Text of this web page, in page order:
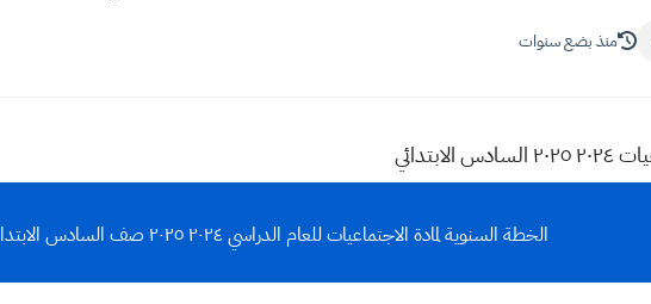
منذ بضع سنوات
الخطة السنوية لمادة الاجتماعيات للعام الدراسي ٢٠٢٤ ٢٠٢٥ صف السادس الابتدائي